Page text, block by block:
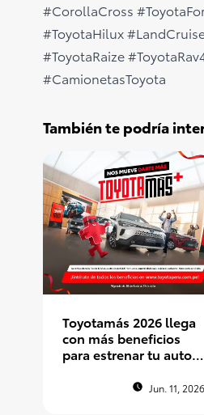
#CorollaCross
#ToyotaHilux
#ToyotaRaize
#CamionetasToyota
También te podría
Toyotamás 2026 llega
con más beneficios
para estrenar tu auto
Jun. 11, 2026